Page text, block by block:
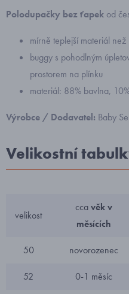
Polodupačky bez ťapek od
mírně teplejší materiál
buggy s pohodlným
prostorem na plínku
materiál: 88% bavlna,
Výrobce / Dodavatel: Baby
Velikostní
velikost
ccavěk v
měsících
50 novorozenec
52 0-1 měsíc